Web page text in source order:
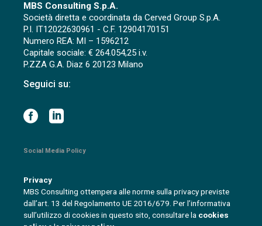
MBS Consulting S.p.A.
Società diretta e coordinata da Cerved Group S.p.A.
P.I. IT12022630961 - C.F. 12904170151
Numero REA: MI – 1596212
Capitale sociale: € 264.054,25 i.v.
P.ZZA G.A. Diaz 6 20123 Milano
Seguici su:
Social Media Policy
Privacy
MBS Consulting ottempera alle norme sulla privacy previste
dall’art. 13 del Regolamento UE 2016/679. Per l’informativa
sull’utilizzo di cookies in questo sito, consultare la cookies